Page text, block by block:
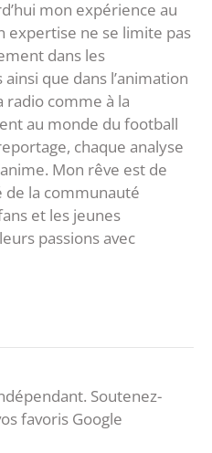
mon expérience au
expertise ne se limite pas
dans les
que dans l’animation
radio comme à la
au monde du football
chaque analyse
Mon rêve est de
la communauté
et les jeunes
passions avec
Soutenez-
favoris Google